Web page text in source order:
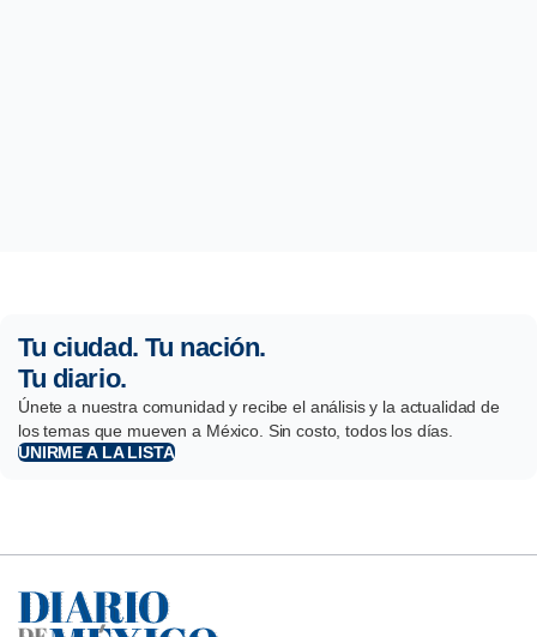
Tu ciudad. Tu nación.
Tu diario.
Únete a nuestra comunidad y recibe el análisis y la actualidad de
los temas que mueven a México. Sin costo, todos los días.
UNIRME A LA LISTA